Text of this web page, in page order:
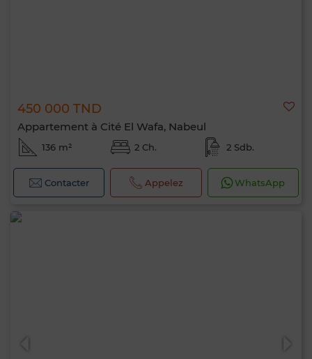
450 000 TND
Appartement à Cité El Wafa, Nabeul
136 m² 2 Ch. 2 Sdb.
Contacter Appelez WhatsApp